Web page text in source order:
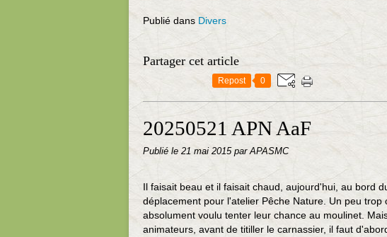
Publié dans Divers
Partager cet article
Repost 0
20250521 APN AaF
Publié le 21 mai 2015 par APASMC
Il faisait beau et il faisait chaud, aujourd'hui, au bord
déplacement pour l'atelier Pêche Nature. Un peu
absolument voulu tenter leur chance au moulinet.
animateurs, avant de titiller le carnassier, il faut